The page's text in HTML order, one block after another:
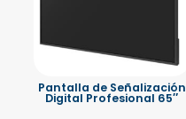
Pantalla de Señalización
Digital Profesional 65″